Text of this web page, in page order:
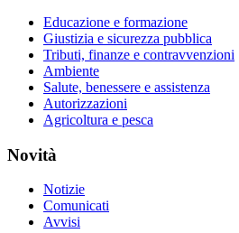
Educazione e formazione
Giustizia e sicurezza pubblica
Tributi, finanze e contravvenzioni
Ambiente
Salute, benessere e assistenza
Autorizzazioni
Agricoltura e pesca
Novità
Notizie
Comunicati
Avvisi